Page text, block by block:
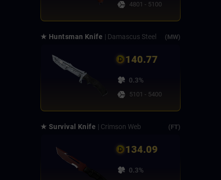
4801 - 5100
★ Huntsman Knife | Damascus Steel (MW)
140.77
0.3%
5101 - 5400
★ Survival Knife | Crimson Web (FT)
134.09
0.3%